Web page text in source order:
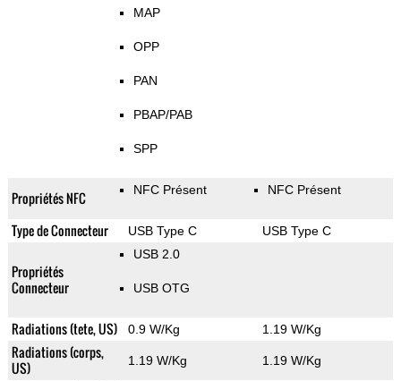
MAP
OPP
PAN
PBAP/PAB
SPP
Propriétés NFC NFC Présent NFC Présent
Type de Connecteur USB Type C USB Type C
Propriétés
Connecteur
USB 2.0
USB OTG
Radiations (tete, US) 0.9 W/Kg 1.19 W/Kg
Radiations (corps,
US)
1.19 W/Kg 1.19 W/Kg